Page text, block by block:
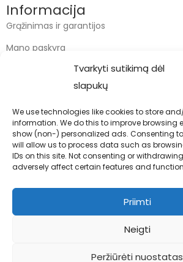
Tvarkyti sutikimą dėl
slapukų
We use technologies like cookies to store
information. We do this to improve browsing
show (non-) personalized ads. Consenting
will allow us to process data such as
IDs on this site. Not consenting or
adversely affect certain features and
Priimti
Neigti
Peržiūrėti nuostatas
Informacija
Grąžinimas ir garantijos
Mano paskyra
Kontaktai
info@bodyfoodas.lt
+370 600 77017
Visos teisės saugomos ©